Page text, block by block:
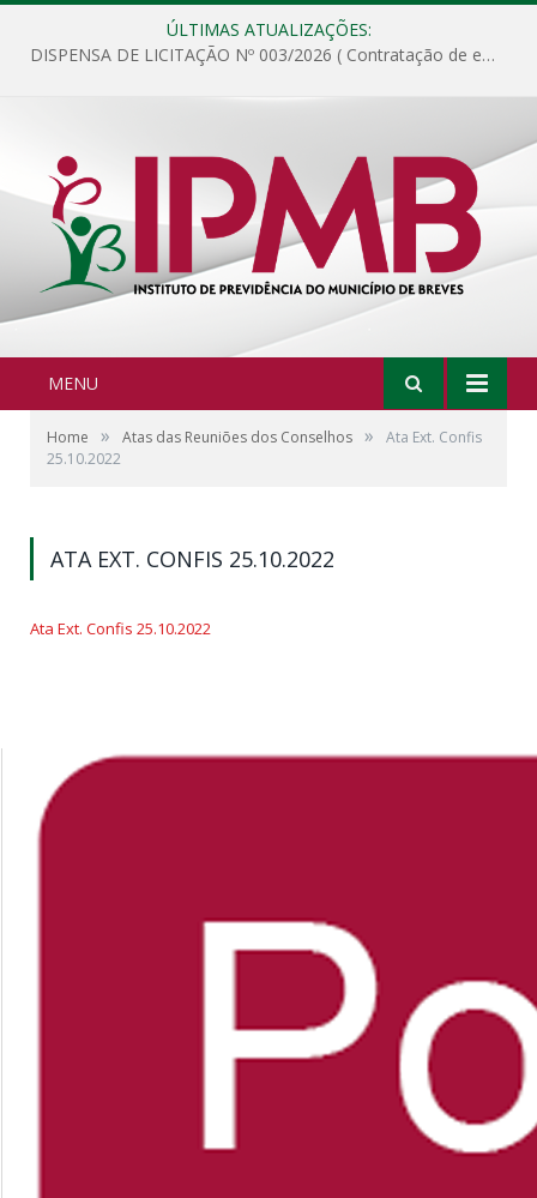
ÚLTIMAS ATUALIZAÇÕES:
DISPENSA DE LICITAÇÃO Nº 003/2026 ( Contratação de empresa para fornecimento de gêneros alimentícios não perecíveis, materiais de expediente, descartáveis, copa e cozinha, para análise e posterior publicação.)
MENU
Home » Atas das Reuniões dos Conselhos »
Ata Ext. Confis
25.10.2022
ATA EXT. CONFIS 25.10.2022
Ata Ext. Confis 25.10.2022